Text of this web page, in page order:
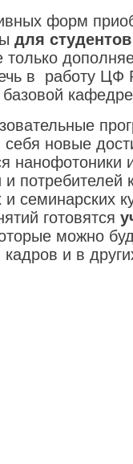
форм
для студентов
в
работу ЦФ
новые
нанофотоники
потребителей
семинарских
готовятся
можно
и в